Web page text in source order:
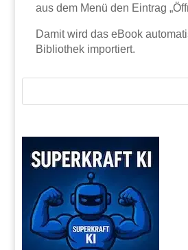
aus dem Menü den Eintrag
Damit wird das eBook
Bibliothek importiert.